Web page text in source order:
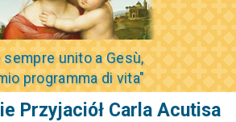
sempre unito a Gesù,
programma di vita"
Przyjaciół Carla Acutisa